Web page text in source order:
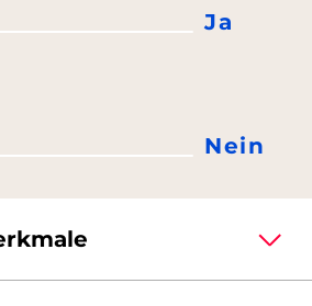
Ja
Nein